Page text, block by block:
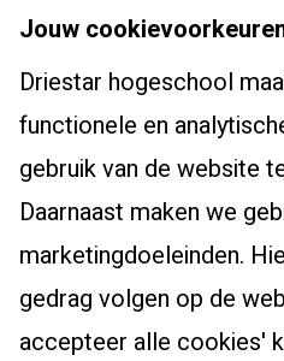
Studium Generale
Studentenhuisvesting
Onderzoekscentrum
Werken bij Driestar hogeschool
Contact
Bachelors
Leraar basisonderwijs (pabo)
Leraar voortgezet onderwijs
Pedagogiek
Studiekeuzehulp
Masters, Ad en post-
Ad-PEP
Post-hbo-opleidingen
Masters
Voor studenten
Info werkplekleren
Bibliotheek
Eduweb
Alumni
Overstappen naar het
Zij-instroom leraar
Zij-instroom leraar voortgezet
Jouw
Driestar hogeschool
functionele en
gebruik van de website
Daarnaast maken we
marketingdoeleinden.
gedrag volgen op de
accepteer alle cookies'